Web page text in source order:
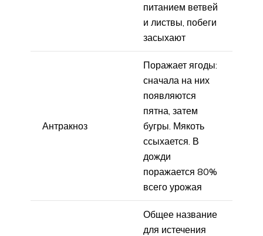
питанием ветвей
и листвы, побеги
засыхают
Антракноз
Поражает ягоды:
сначала на них
появляются
пятна, затем
бугры. Мякоть
ссыхается. В
дожди
поражается 80%
всего урожая
Общее название
для истечения